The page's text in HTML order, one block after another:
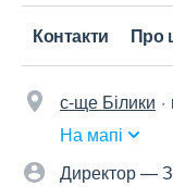
Контакти Про
с-ще Білики
На мапі
Директор —